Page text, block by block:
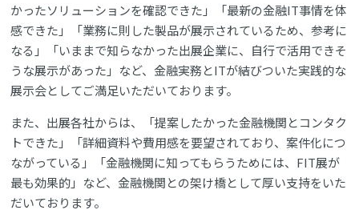
かったソリューションを確認できた」「最新の金融IT事情を体
感できた」「業務に則した製品が展示されているため、参考に
なる」「いままで知らなかった出展企業に、自行で活用できそ
うな展示があった」など、金融実務とITが結びついた実践的な
展示会としてご満足いただいております。
また、出展各社からは、「提案したかった金融機関とコンタク
トできた」「詳細資料や費用感を要望されており、案件化につ
ながっている」「金融機関に知ってもらうためには、FIT展が
最も効果的」など、金融機関との架け橋として厚い支持をいた
だいております。